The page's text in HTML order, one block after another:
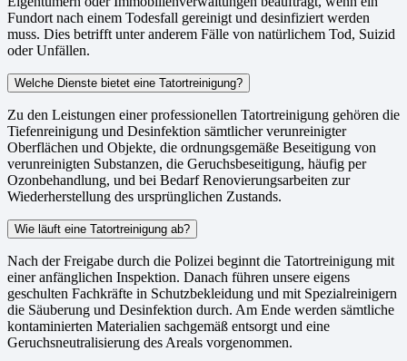
Fundort nach einem Todesfall gereinigt und desinfiziert werden
muss. Dies betrifft unter anderem Fälle von natürlichem Tod, Suizid
oder Unfällen.
Welche Dienste bietet eine Tatortreinigung?
Zu den Leistungen einer professionellen Tatortreinigung gehören die
Tiefenreinigung und Desinfektion sämtlicher verunreinigter
Oberflächen und Objekte, die ordnungsgemäße Beseitigung von
verunreinigten Substanzen, die Geruchsbeseitigung, häufig per
Ozonbehandlung, und bei Bedarf Renovierungsarbeiten zur
Wiederherstellung des ursprünglichen Zustands.
Wie läuft eine Tatortreinigung ab?
Nach der Freigabe durch die Polizei beginnt die Tatortreinigung mit
einer anfänglichen Inspektion. Danach führen unsere eigens
geschulten Fachkräfte in Schutzbekleidung und mit Spezialreinigern
die Säuberung und Desinfektion durch. Am Ende werden sämtliche
kontaminierten Materialien sachgemäß entsorgt und eine
Geruchsneutralisierung des Areals vorgenommen.